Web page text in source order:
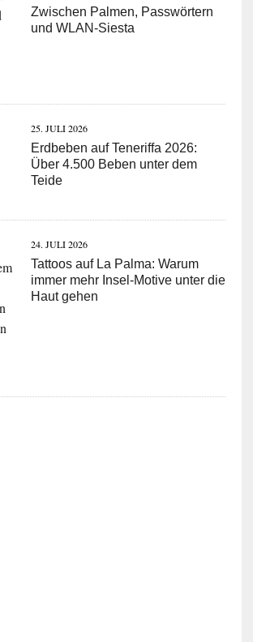
Zwischen Palmen, Passwörtern
und WLAN-Siesta
25. JULI 2026
Erdbeben auf Teneriffa 2026:
Über 4.500 Beben unter dem
Teide
24. JULI 2026
Tattoos auf La Palma: Warum
immer mehr Insel-Motive unter die
Haut gehen